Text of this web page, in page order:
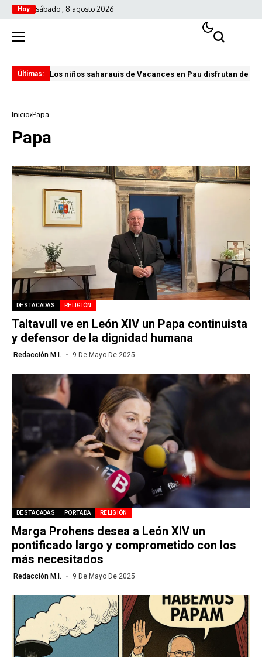
Hoy sábado , 8 agosto 2026
Últimas: Los niños saharauis de Vacances en Pau disfrutan de
Inicio Papa
Papa
DESTACADAS RELIGIÓN
Taltavull ve en León XIV un Papa continuista
y defensor de la dignidad humana
Redacción M.I. 9 De Mayo De 2025
DESTACADAS PORTADA RELIGIÓN
Marga Prohens desea a León XIV un
pontificado largo y comprometido con los
más necesitados
Redacción M.I. 9 De Mayo De 2025